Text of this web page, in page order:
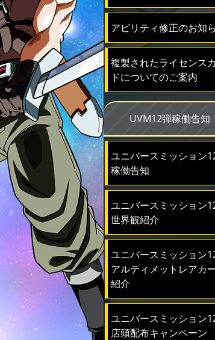
アビリティ修正のお知
複製されたライセンス
ドについてのご案内
UVM12弾稼働告知
ユニバースミッション
稼働告知
ユニバースミッション
世界観紹介
ユニバースミッション
アルティメットレアカ
紹介
ユニバースミッション
店頭配布キャンペーン